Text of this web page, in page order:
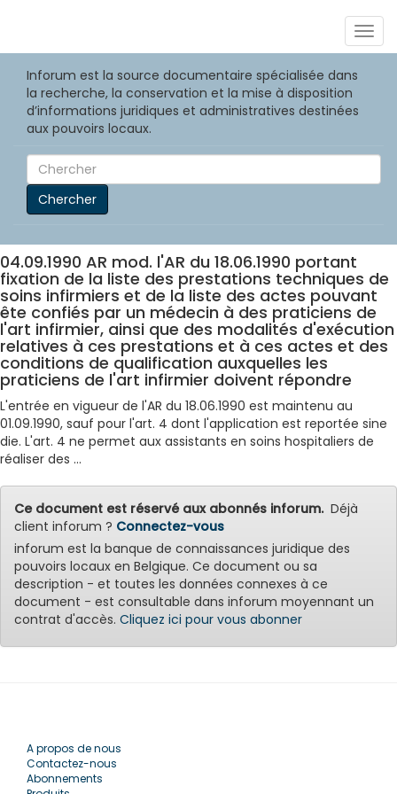
Inforum est la source documentaire spécialisée dans
la recherche, la conservation et la mise à disposition
d’informations juridiques et administratives destinées
aux pouvoirs locaux.
Chercher
04.09.1990 AR mod. l'AR du 18.06.1990 portant
fixation de la liste des prestations techniques de
soins infirmiers et de la liste des actes pouvant
ête confiés par un médecin à des praticiens de
l'art infirmier, ainsi que des modalités d'exécution
relatives à ces prestations et à ces actes et des
conditions de qualification auxquelles les
praticiens de l'art infirmier doivent répondre
L'entrée en vigueur de l'AR du 18.06.1990 est maintenu au
01.09.1990, sauf pour l'art. 4 dont l'application est reportée sine
die. L'art. 4 ne permet aux assistants en soins hospitaliers de
réaliser des ...
Ce document est réservé aux abonnés inforum.Déjà
client inforum ? Connectez-vous
inforum est la banque de connaissances juridique des
pouvoirs locaux en Belgique. Ce document ou sa
description - et toutes les données connexes à ce
document - est consultable dans inforum moyennant un
contrat d'accès. Cliquez ici pour vous abonner
A propos de nous
Contactez-nous
Abonnements